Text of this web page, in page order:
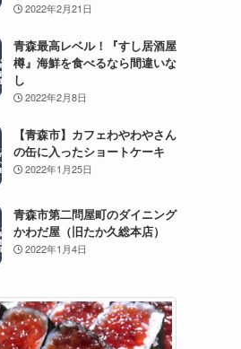
2022年2月21日
青森最高レベル！『すし居酒屋
樽』海鮮を食べるなら間違いな
し
2022年2月8日
【青森市】カフェわやわやさん
の缶に入ったショートケーキ
2022年1月25日
青森市第二問屋町のダイニング
かわだ屋（旧たか久総本店）
2022年1月4日